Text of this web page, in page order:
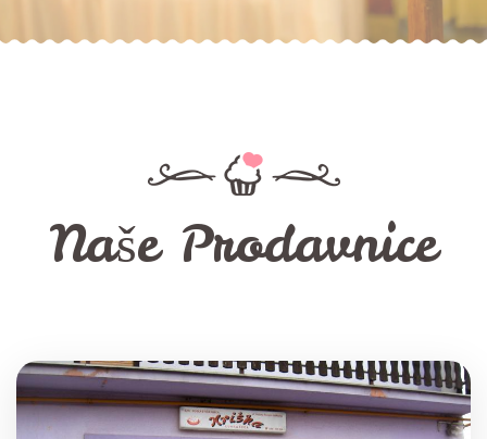
Naše Prodavnice